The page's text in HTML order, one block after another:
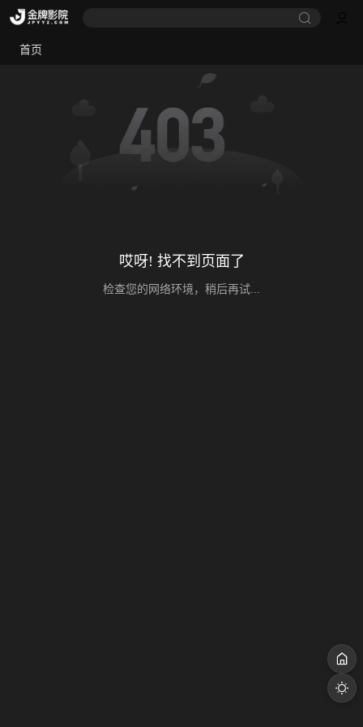
首页
哎呀! 找不到页面了
检查您的网络环境，稍后再试...